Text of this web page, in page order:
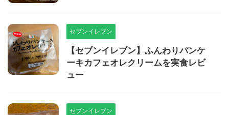
セブンイレブン
【セブンイレブン】ふんわりパンケ
ーキカフェオレクリームを実食レビ
ュー
セブンイレブン